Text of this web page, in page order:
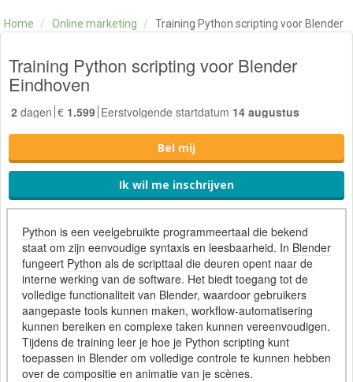
OVER ONS
SKILLS ALCHEMIST
Home / Online marketing / Training Python scripting voor Blender
Training Python scripting voor Blender
Eindhoven
2 dagen € 1.599 Eerstvolgende startdatum 14 augustus
Bel mij
Ik wil me inschrijven
Python is een veelgebruikte programmeertaal die bekend
staat om zijn eenvoudige syntaxis en leesbaarheid. In Blender
fungeert Python als de scripttaal die deuren opent naar de
interne werking van de software. Het biedt toegang tot de
volledige functionaliteit van Blender, waardoor gebruikers
aangepaste tools kunnen maken, workflow-automatisering
kunnen bereiken en complexe taken kunnen vereenvoudigen.
Tijdens de training leer je hoe je Python scripting kunt
toepassen in Blender om volledige controle te kunnen hebben
over de compositie en animatie van je scènes.